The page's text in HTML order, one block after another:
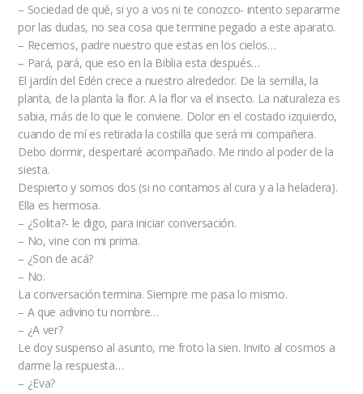
– Sociedad de qué, si yo a vos ni te conozco- intento separarme
por las dudas, no sea cosa que termine pegado a este aparato.
– Recemos, padre nuestro que estas en los cielos…
– Pará, pará, que eso en la Biblia esta después…
El jardín del Edén crece a nuestro alrededor. De la semilla, la
planta, de la planta la flor. A la flor va el insecto. La naturaleza es
sabia, más de lo que le conviene. Dolor en el costado izquierdo,
cuando de mí es retirada la costilla que será mi compañera.
Debo dormir, despertaré acompañado. Me rindo al poder de la
siesta.
Despierto y somos dos (si no contamos al cura y a la heladera).
Ella es hermosa.
– ¿Solita?- le digo, para iniciar conversación.
– No, vine con mi prima.
– ¿Son de acá?
– No.
La conversación termina. Siempre me pasa lo mismo.
– A que adivino tu nombre…
– ¿A ver?
Le doy suspenso al asunto, me froto la sien. Invito al cosmos a
darme la respuesta…
– ¿Eva?